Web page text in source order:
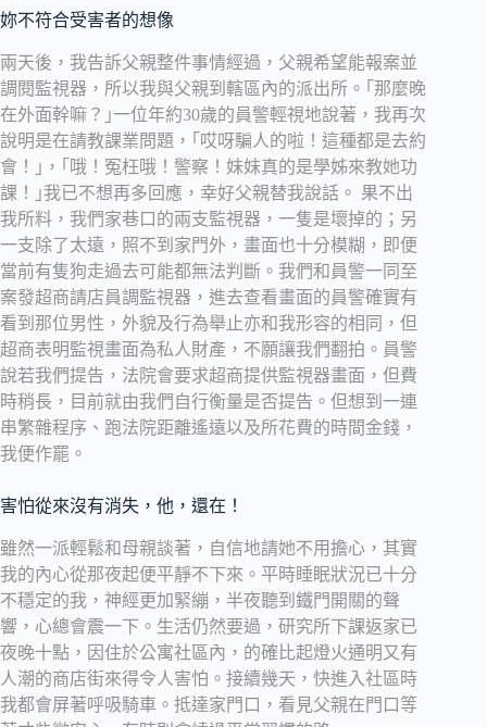
妳不符合受害者的想像
兩天後，我告訴父親整件事情經過，父親希望能報案並
調閱監視器，所以我與父親到轄區內的派出所。｢那麼晚
在外面幹嘛？｣一位年約30歲的員警輕視地說著，我再次
說明是在請教課業問題，｢哎呀騙人的啦！這種都是去約
會！｣，｢哦！冤枉哦！警察！妹妹真的是學姊來教她功
課！｣我已不想再多回應，幸好父親替我說話。 果不出
我所料，我們家巷口的兩支監視器，一隻是壞掉的；另
一支除了太遠，照不到家門外，畫面也十分模糊，即便
當前有隻狗走過去可能都無法判斷。我們和員警一同至
案發超商請店員調監視器，進去查看畫面的員警確實有
看到那位男性，外貌及行為舉止亦和我形容的相同，但
超商表明監視畫面為私人財產，不願讓我們翻拍。員警
說若我們提告，法院會要求超商提供監視器畫面，但費
時稍長，目前就由我們自行衡量是否提告。但想到一連
串繁雜程序、跑法院距離遙遠以及所花費的時間金錢，
我便作罷。
害怕從來沒有消失，他，還在！
雖然一派輕鬆和母親談著，自信地請她不用擔心，其實
我的內心從那夜起便平靜不下來。平時睡眠狀況已十分
不穩定的我，神經更加緊繃，半夜聽到鐵門開關的聲
響，心總會震一下。生活仍然要過，研究所下課返家已
夜晚十點，因住於公寓社區內，的確比起燈火通明又有
人潮的商店街來得令人害怕。接續幾天，快進入社區時
我都會屏著呼吸騎車。抵達家門口，看見父親在門口等